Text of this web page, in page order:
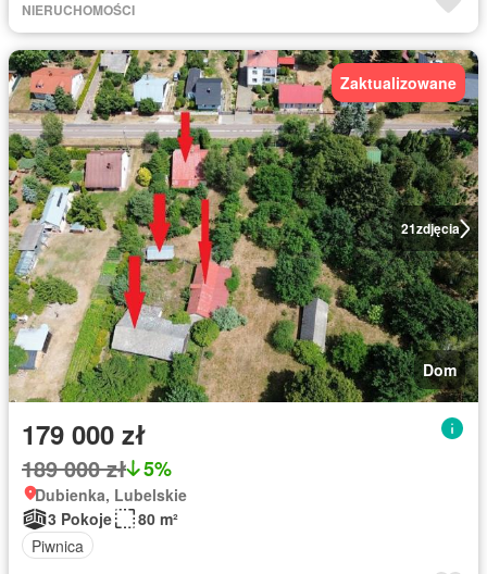
NIERUCHOMOŚCI
21zdjęcia
Zaktualizowane
Dom
179 000 zł
189 000 zł 5%
Dubienka, Lubelskie
3 Pokoje
80 m²
Piwnica